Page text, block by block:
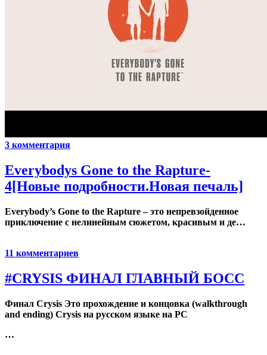
3 комментария
Everybodys Gone to the Rapture-
4[Новые подробности.Новая печаль]
Everybody’s Gone to the Rapture – это непревзойденное
приключение с нелинейным сюжетом, красивым и де…
11 комментариев
#CRYSIS ФИНАЛ ГЛАВНЫЙ БОСС
Финал Crysis Это прохождение и концовка (walkthrough
and ending) Crysis на русском языке на PC
…